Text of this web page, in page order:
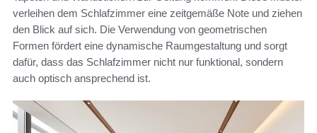
verleihen dem Schlafzimmer eine zeitgemäße Note und ziehen
den Blick auf sich. Die Verwendung von geometrischen
Formen fördert eine dynamische Raumgestaltung und sorgt
dafür, dass das Schlafzimmer nicht nur funktional, sondern
auch optisch ansprechend ist.